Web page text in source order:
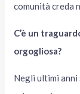
comunità creda
C’è un
orgogliosa?
Negli ultimi